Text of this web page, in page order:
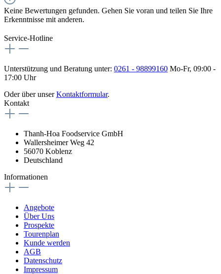
Keine Bewertungen gefunden. Gehen Sie voran und teilen Sie Ihre
Erkenntnisse mit anderen.
Service-Hotline
Unterstützung und Beratung unter: 0261 - 98899160 Mo-Fr, 09:00 -
17:00 Uhr
Oder über unserKontaktformular.
Kontakt
Thanh-Hoa Foodservice GmbH
Wallersheimer Weg 42
56070 Koblenz
Deutschland
Informationen
Angebote
Über Uns
Prospekte
Tourenplan
Kunde werden
AGB
Datenschutz
Impressum